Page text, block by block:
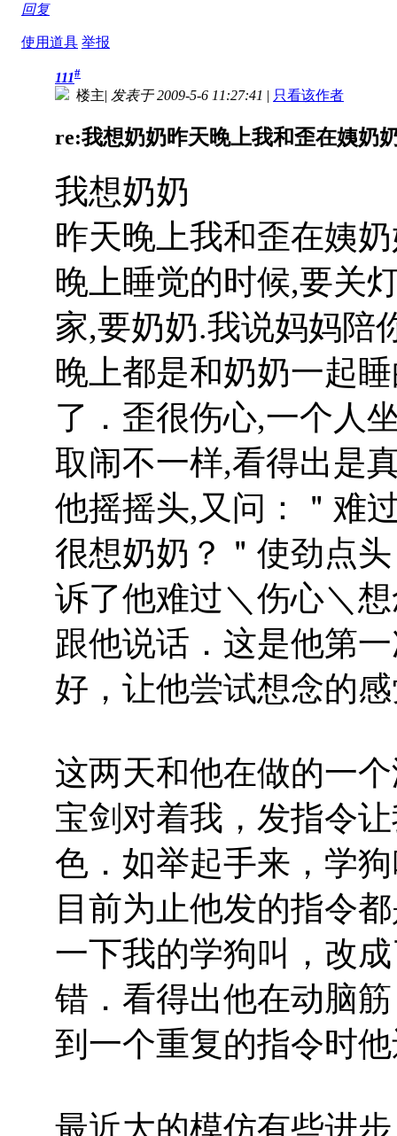
回复
使用道具 举报
111#
楼主| 发表于 2009-5-6 11:27:41 | 只看该作者
re:我想奶奶昨天晚上我和歪在姨奶
我想奶奶
昨天晚上我和歪在姨
晚上睡觉的时候,要关
家,要奶奶.我说妈妈陪
晚上都是和奶奶一起
了．歪很伤心,一个人
取闹不一样,看得出是
他摇摇头,又问：＂难
很想奶奶？＂使劲点
诉了他难过＼伤心＼
跟他说话．这是他第
好，让他尝试想念的
这两天和他在做的一
宝剑对着我，发指令
色．如举起手来，学
目前为止他发的指令
一下我的学狗叫，改
错．看得出他在动脑
到一个重复的指令时
最近大的模仿有些进